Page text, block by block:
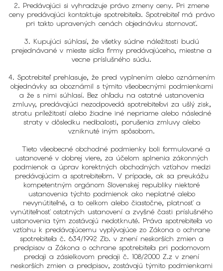
2. Predávajúci si vyhradzuje právo zmeny ceny. Pri zmene
ceny predávajúci kontaktuje spotrebiteľa. Spotrebiteľ má právo
pri takto upravených cenách objednávku stornovať.
3. Kupujúci súhlasí, že všetky súdne náležitosti budú
prejednávané v mieste sídla firmy predávajúceho, miestne a
vecne príslušného súdu.
4. Spotrebiteľ prehlasuje, že pred vyplnením alebo oznámením
objednávky sa oboznámil s týmito všeobecnými podmienkami
a že s nimi súhlasí. Bez ohľadu na ostatné ustanovenia
zmluvy, predávajúci nezodpovedá spotrebiteľovi za ušlý zisk,
stratu príležitostí alebo žiadne iné nepriame alebo následné
straty v dôsledku nedbalosti, porušenia zmluvy alebo
vzniknuté iným spôsobom.
Tieto všeobecné obchodné podmienky boli formulované a
ustanovené v dobrej viere, za účelom splnenia zákonných
podmienok a úprav korektných obchodných vzťahov medzi
predávajúcim a spotrebiteľom. V prípade, ak sa preukážu
kompetentným orgánom Slovenskej republiky niektoré
ustanovenia týchto podmienok ako neplatné alebo
nevynútiteľné, a to celkom alebo čiastočne, platnosť a
vynútiteľnosť ostatných ustanovení a zvyšné časti príslušného
ustanovenia tým zostávajú nedotknuté. Práva spotrebiteľa vo
vzťahu k predávajúcemu vyplývajúce zo Zákona o ochrane
spotrebiteľa č. 634/1992 Zb. v znení neskorších zmien a
predpisov a Zákona o ochrane spotrebiteľa pri podomovom
predaji a zásielkovom predaji č. 108/2000 Z.z v znení
neskorších zmien a predpisov, zostávajú týmito podmienkami